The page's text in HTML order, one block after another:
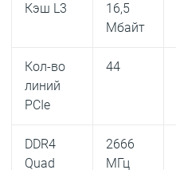
Кэш L3
16,5
Мбайт
Кол-во
линий
PCIe
44
DDR4
Quad
2666
МГц